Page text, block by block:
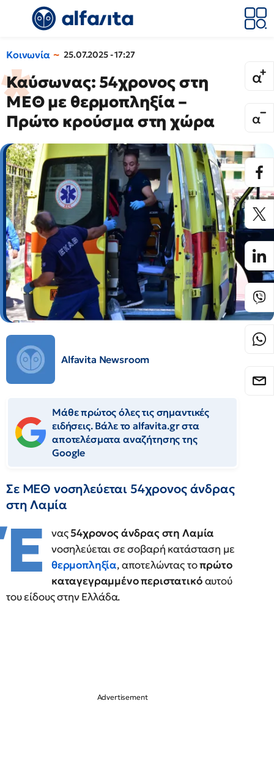
Κοινωνία 25.07.2025 - 17:27
Καύσωνας: 54χρονος στη
ΜΕΘ με θερμοπληξία –
Πρώτο κρούσμα στη χώρα
Alfavita Newsroom
Μάθε πρώτος όλες τις σημαντικές
ειδήσεις. Βάλε το alfavita.gr στα
αποτελέσματα αναζήτησης της
Google
Σε ΜΕΘ νοσηλεύεται 54χρονος άνδρας
στη Λαμία
Έ νας54χρονος άνδρας στη Λαμία
νοσηλεύεται σε σοβαρή κατάσταση με
θερμοπληξία, αποτελώντας τοπρώτο
καταγεγραμμένο περιστατικόαυτού
του είδους στην Ελλάδα.